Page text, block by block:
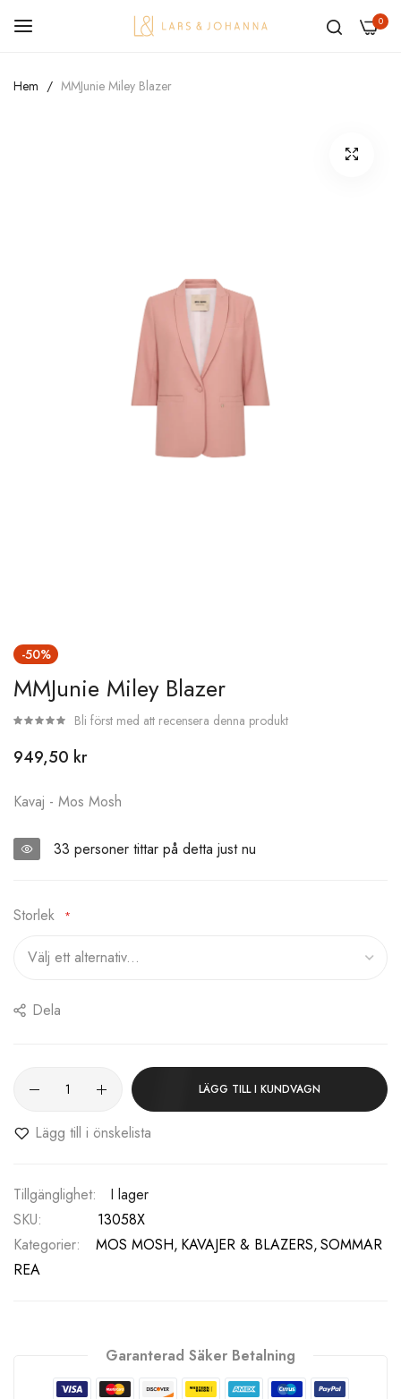
0
till
Hem MMJunie Miley Blazer
till
början
av
-50%
MMJunie Miley Blazer
949,50 kr
Bli först med att recensera denna produkt
Kavaj - Mos Mosh
33 personer tittar på detta just nu
Storlek
Dela
LÄGG TILL I KUNDVAGN
Lägg till i önskelista
I lager
SKU
13058X
Kategorier:
MOS MOSH KAVAJER & BLAZERS SOMMAR
REA
Garanterad Säker Betalning